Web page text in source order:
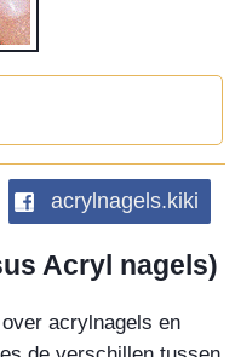
acrylnagels.kiki
Acryl nagels)
acrylnagels en